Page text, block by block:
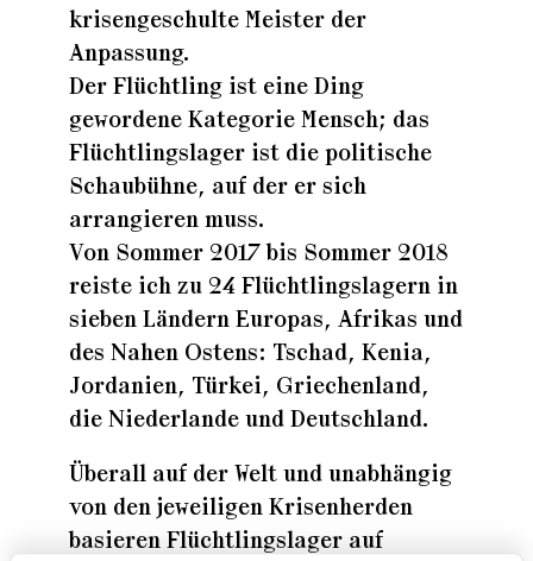
krisengeschulte Meister der
Anpassung.
Der Flüchtling ist eine Ding
gewordene Kategorie Mensch; das
Flüchtlingslager ist die politische
Schaubühne, auf der er sich
arrangieren muss.
Von Sommer 2017 bis Sommer 2018
reiste ich zu 24 Flüchtlingslagern in
sieben Ländern Europas, Afrikas und
des Nahen Ostens: Tschad, Kenia,
Jordanien, Türkei, Griechenland,
die Niederlande und Deutschland.
Überall auf der Welt und unabhängig
von den jeweiligen Krisenherden
basieren Flüchtlingslager auf